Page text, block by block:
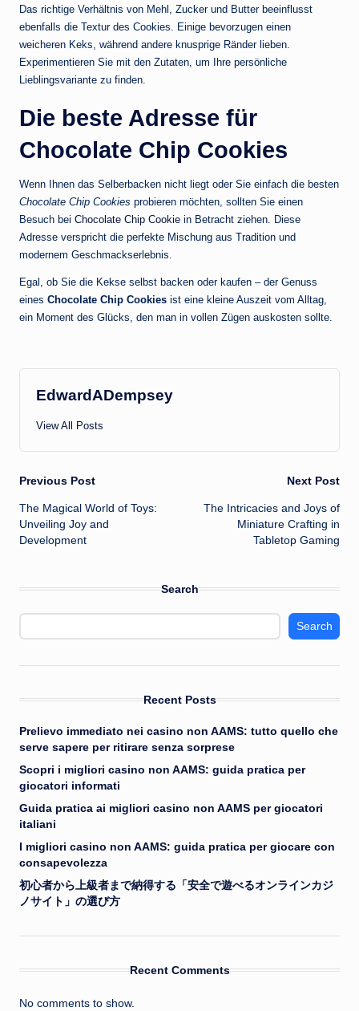
Das richtige Verhältnis von Mehl, Zucker und Butter beeinflusst
ebenfalls die Textur des Cookies. Einige bevorzugen einen
weicheren Keks, während andere knusprige Ränder lieben.
Experimentieren Sie mit den Zutaten, um Ihre persönliche
Lieblingsvariante zu finden.
Die beste Adresse für
Chocolate Chip Cookies
Wenn Ihnen das Selberbacken nicht liegt oder Sie einfach die besten
Chocolate Chip Cookies probieren möchten, sollten Sie einen
Besuch bei Chocolate Chip Cookie in Betracht ziehen. Diese
Adresse verspricht die perfekte Mischung aus Tradition und
modernem Geschmackserlebnis.
Egal, ob Sie die Kekse selbst backen oder kaufen – der Genuss
eines Chocolate Chip Cookies ist eine kleine Auszeit vom Alltag,
ein Moment des Glücks, den man in vollen Zügen auskosten sollte.
EdwardADempsey
View All Posts
Post
navigation
Previous Post
The Magical World of Toys:
Unveiling Joy and
Development
Next Post
The Intricacies and Joys of
Miniature Crafting in
Tabletop Gaming
Search
Search
Recent Posts
Prelievo immediato nei casino non AAMS: tutto quello che
serve sapere per ritirare senza sorprese
Scopri i migliori casino non AAMS: guida pratica per
giocatori informati
Guida pratica ai migliori casino non AAMS per giocatori
italiani
I migliori casino non AAMS: guida pratica per giocare con
consapevolezza
初心者から上級者まで納得する「安全で遊べるオンラインカジ
ノサイト」の選び方
Recent Comments
No comments to show.